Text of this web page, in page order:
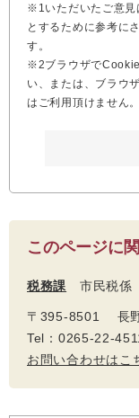
※1いただいたご意見
とするために参考に
す。
※2ブラウザで
い、または、ブラウ
はご利用頂けません。
このページに
税務課 市民税係
〒395-8501 長
Tel：0265-22-
お問い合わせはこ